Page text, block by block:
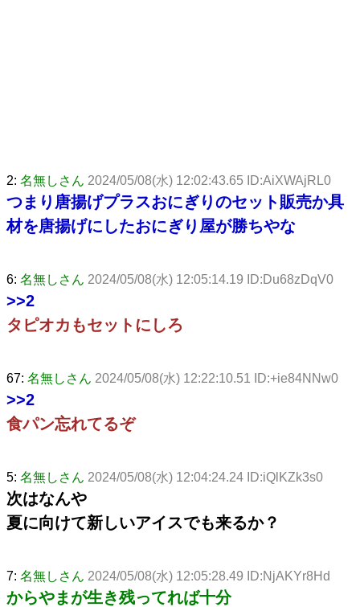
2: 名無しさん 2024/05/08(水) 12:02:43.65 ID:AiXWAjRL0
つまり唐揚げプラスおにぎりのセット販売か具
材を唐揚げにしたおにぎり屋が勝ちやな
6: 名無しさん 2024/05/08(水) 12:05:14.19 ID:Du68zDqV0
>>2
タピオカもセットにしろ
67: 名無しさん 2024/05/08(水) 12:22:10.51 ID:+ie84NNw0
>>2
食パン忘れてるぞ
5: 名無しさん 2024/05/08(水) 12:04:24.24 ID:iQlKZk3s0
次はなんや
夏に向けて新しいアイスでも来るか？
7: 名無しさん 2024/05/08(水) 12:05:28.49 ID:NjAKYr8Hd
からやまが生き残ってれば十分